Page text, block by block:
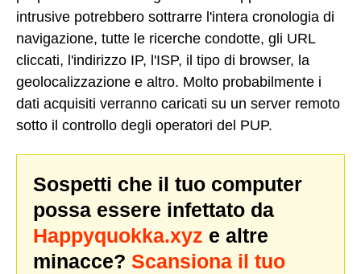
intrusive potrebbero sottrarre l'intera cronologia di
navigazione, tutte le ricerche condotte, gli URL
cliccati, l'indirizzo IP, l'ISP, il tipo di browser, la
geolocalizzazione e altro. Molto probabilmente i
dati acquisiti verranno caricati su un server remoto
sotto il controllo degli operatori del PUP.
Sospetti che il tuo computer
possa essere infettato da
Happyquokka.xyz e altre
minacce? Scansiona il tuo